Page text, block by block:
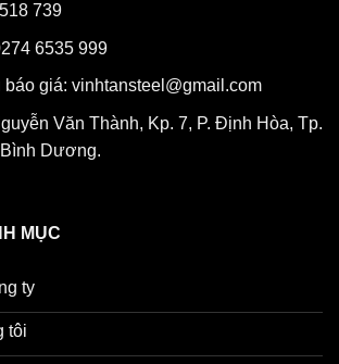
739
6535 999
báo giá: vinhtansteel@gmail.com
Văn Thành, Kp. 7, P. Định Hòa, Tp.
Dương.
MỤC
ty
tôi